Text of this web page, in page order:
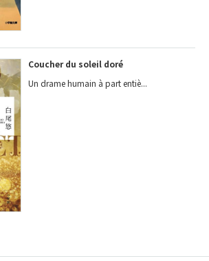
Coucher du soleil doré
Un drame humain à part entiè...